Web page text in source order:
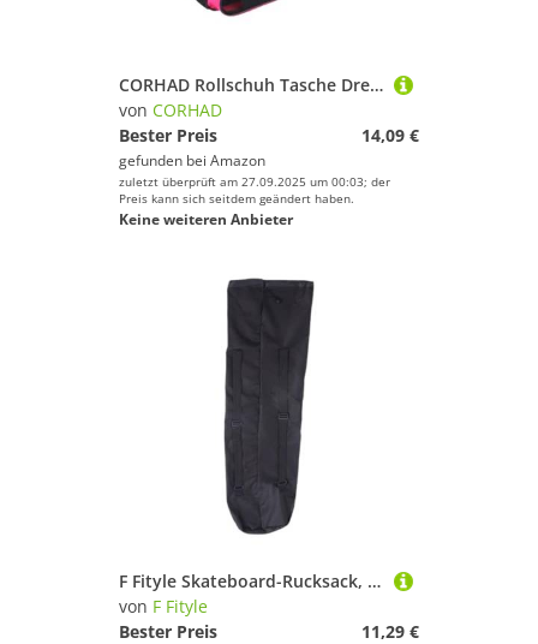
CORHAD Rollschuh Tasche Dreieckige Aufbewahrungstasche mit Gepolstertem Schultergurt Atmungsaktives Mesh Große Kapazität Organizer für Rollschuhe und Inline Skates Robust und Leicht
von CORHAD
Bester Preis
14,09 €
gefunden bei Amazon
zuletzt überprüft am 27.09.2025 um 00:03; der
Preis kann sich seitdem geändert haben.
Keine weiteren Anbieter
F Fityle Skateboard-Rucksack, Oxford-Falttasche für mit Kordelzug, Longboard-Tragetasche für Anfänger, 29-34 Zoll, Skateboards
von F Fityle
Bester Preis
11,29 €